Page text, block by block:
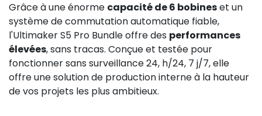
Grâce à une énorme capacité de 6 bobineset un
système de commutation automatique fiable,
l'Ultimaker S5 Pro Bundle offre des performances
élevées, sans tracas. Conçue et testée pour
fonctionner sans surveillance 24, h/24, 7 j/7, elle
offre une solution de production interne à la hauteur
de vos projets les plus ambitieux.